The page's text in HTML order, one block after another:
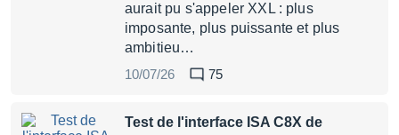
aurait pu s'appeler XXL : plus
imposante, plus puissante et plus
ambitieu…
10/07/26
75
Test de l'interface ISA C8X de